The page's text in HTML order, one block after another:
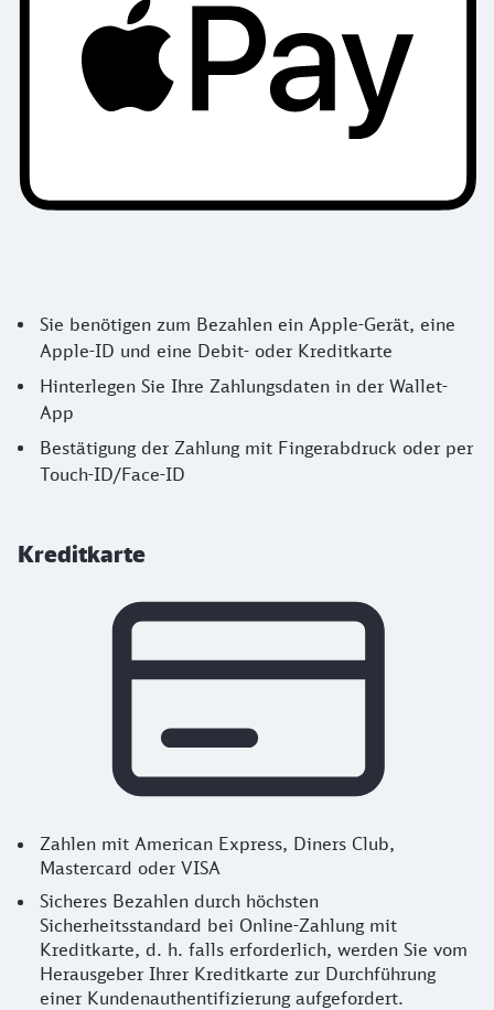
Sie benötigen zum Bezahlen ein Apple-Gerät, eine
Apple-ID und eine Debit- oder Kreditkarte
Hinterlegen Sie Ihre Zahlungsdaten in der Wallet-
App
Bestätigung der Zahlung mit Fingerabdruck oder per
Touch-ID/Face-ID
Kreditkarte
Zahlen mit American Express, Diners Club,
Mastercard oder VISA
Sicheres Bezahlen durch höchsten
Sicherheitsstandard bei Online-Zahlung mit
Kreditkarte, d. h. falls erforderlich, werden Sie vom
Herausgeber Ihrer Kreditkarte zur Durchführung
einer Kundenauthentifizierung aufgefordert.